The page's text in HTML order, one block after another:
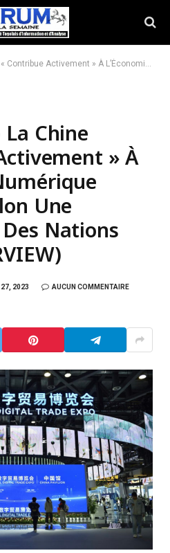
Numérique Mondiale, Selon Une Responsable Des Nations Unies (INTERVIEW)
Chine
» À
Une
Nations
27, 2023 AUCUN COMMENTAIRE